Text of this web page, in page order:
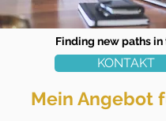
Finding new paths in
KONTAKT
Mein Angebot